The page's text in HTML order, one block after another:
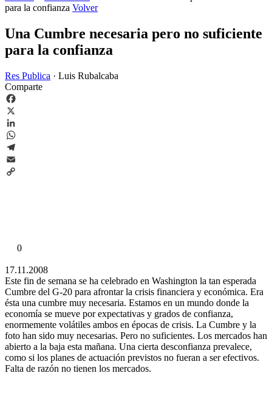
para la confianza Volver
Una Cumbre necesaria pero no suficiente
para la confianza
Res Publica · Luis Rubalcaba
Comparte
Facebook
X
LinkedIn
WhatsApp
Telegram
Email
0
17.11.2008
Este fin de semana se ha celebrado en Washington la tan esperada
Cumbre del G-20 para afrontar la crisis financiera y económica. Era
ésta una cumbre muy necesaria. Estamos en un mundo donde la
economía se mueve por expectativas y grados de confianza,
enormemente volátiles ambos en épocas de crisis. La Cumbre y la
foto han sido muy necesarias. Pero no suficientes. Los mercados han
abierto a la baja esta mañana. Una cierta desconfianza prevalece,
como si los planes de actuación previstos no fueran a ser efectivos.
Falta de razón no tienen los mercados.